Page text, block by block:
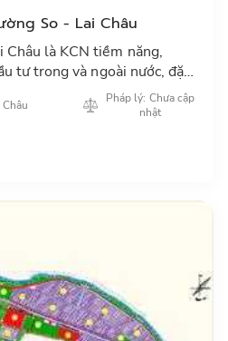
So - Lai Châu
là KCN tiềm năng,
tư trong và ngoài nước, đặc
dựng hạ tầng KCN để phát
Châu
Pháp lý: Chưa cập
nhật